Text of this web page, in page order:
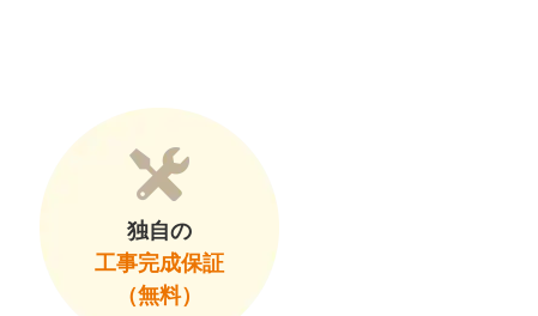
独自の
工事完成保証
（無料）